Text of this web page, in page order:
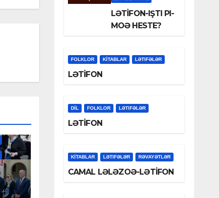
LƏTİFON-IŞTI PI-
MOƏ HESTE?
FOLKLOR KİTABLAR LƏTIFƏLƏR
LƏTİFON
DİL FOLKLOR LƏTIFƏLƏR
LƏTİFON
KİTABLAR LƏTIFƏLƏR RƏVAYƏTLƏR
CAMAL LƏLƏZOƏ-LƏTİFON